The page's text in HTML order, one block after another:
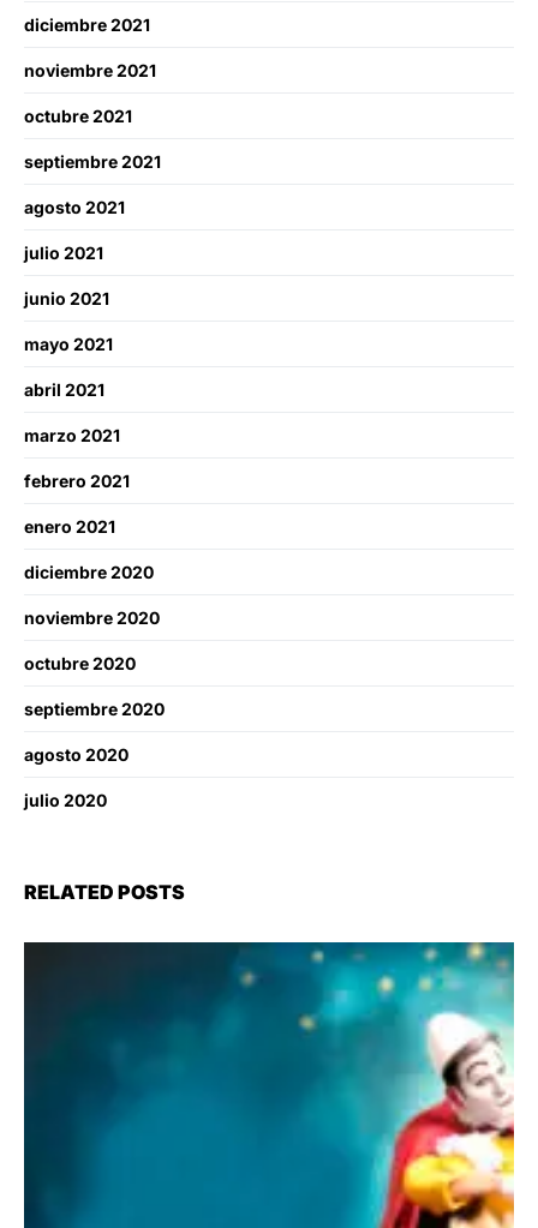
diciembre 2021
noviembre 2021
octubre 2021
septiembre 2021
agosto 2021
julio 2021
junio 2021
mayo 2021
abril 2021
marzo 2021
febrero 2021
enero 2021
diciembre 2020
noviembre 2020
octubre 2020
septiembre 2020
agosto 2020
julio 2020
RELATED POSTS